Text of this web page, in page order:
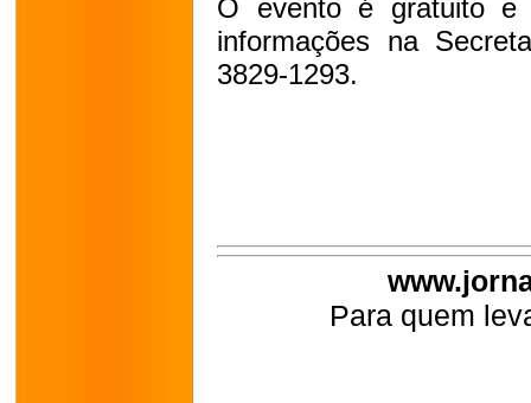
O evento é gratuito e
informações na
3829-1293.
Para quem